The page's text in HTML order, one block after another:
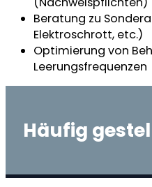
Beratung zu
Elektroschrott, etc.)
Optimierung von
Leerungsfrequenzen
Häufig